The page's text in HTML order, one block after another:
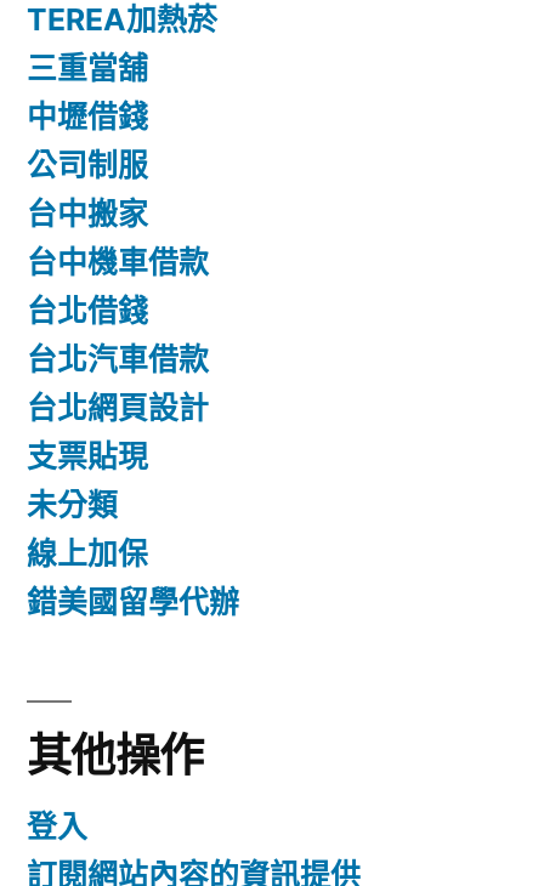
TEREA加熱菸
三重當舖
中壢借錢
公司制服
台中搬家
台中機車借款
台北借錢
台北汽車借款
台北網頁設計
支票貼現
未分類
線上加保
錯美國留學代辦
其他操作
登入
訂閱網站內容的資訊提供